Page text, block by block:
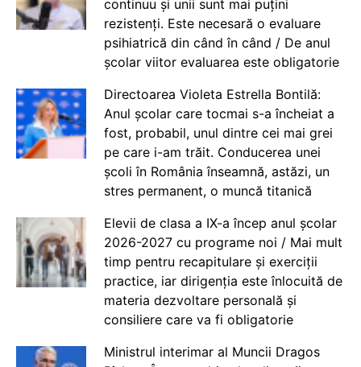
continuu și unii sunt mai puțini
rezistenți. Este necesară o evaluare
psihiatrică din când în când / De anul
școlar viitor evaluarea este obligatorie
Directoarea Violeta Estrella Bontilă:
Anul școlar care tocmai s-a încheiat a
fost, probabil, unul dintre cei mai grei
pe care i-am trăit. Conducerea unei
școli în România înseamnă, astăzi, un
stres permanent, o muncă titanică
Elevii de clasa a IX-a încep anul școlar
2026-2027 cu programe noi / Mai mult
timp pentru recapitulare și exerciții
practice, iar dirigenția este înlocuită de
materia dezvoltare personală și
consiliere care va fi obligatorie
Ministrul interimar al Muncii Dragos